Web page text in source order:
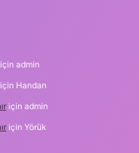
için admin
için Handan
için admin
için Yörük